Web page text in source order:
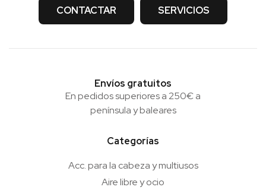
CONTACTAR SERVICIOS
Envíos gratuitos
En pedidos superiores a 250€ a
península y baleares
Categorías
Acc. para la cabeza y multiusos
Aire libre y ocio